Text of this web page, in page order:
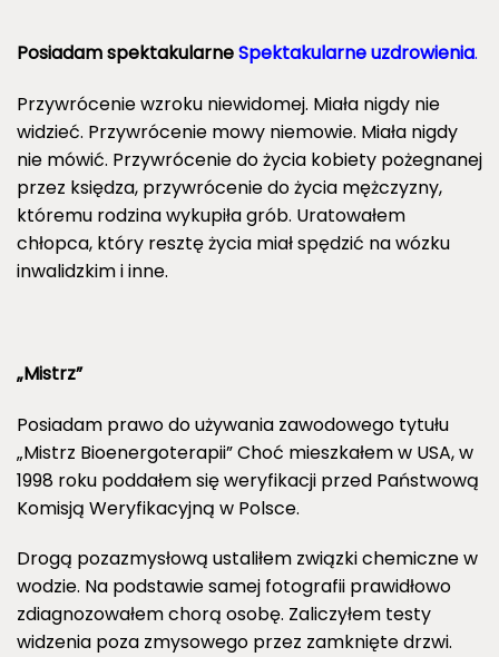
Posiadam spektakularneSpektakularne uzdrowienia.
Przywrócenie wzroku niewidomej. Miała nigdy nie
widzieć. Przywrócenie mowy niemowie. Miała nigdy
nie mówić. Przywrócenie do życia kobiety pożegnanej
przez księdza, przywrócenie do życia mężczyzny,
któremu rodzina wykupiła grób. Uratowałem
chłopca, który resztę życia miał spędzić na wózku
inwalidzkim i inne.
„Mistrz”
Posiadam prawo do używania zawodowego tytułu
„Mistrz Bioenergoterapii” Choć mieszkałem w USA, w
1998 roku poddałem się weryfikacji przed Państwową
Komisją Weryfikacyjną w Polsce.
Drogą pozazmysłową ustaliłem związki chemiczne w
wodzie. Na podstawie samej fotografii prawidłowo
zdiagnozowałem chorą osobę. Zaliczyłem testy
widzenia poza zmysowego przez zamknięte drzwi.